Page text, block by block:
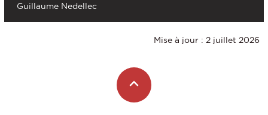
Guillaume Nedellec
Mise à jour : 2 juillet 2026